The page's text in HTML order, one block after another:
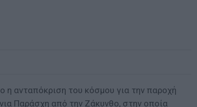
η ανταπόκριση του κόσμου για την παροχή
Παράσχη από την Ζάκυνθο, στην οποία